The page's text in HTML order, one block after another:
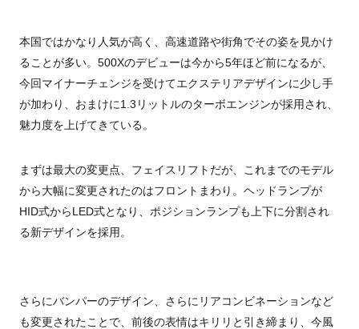
本国ではかなり人気が高く、高速道路や街角でその姿を見かけ
ることが多い。500Xのデビューは今から5年ほど前になるが、
今回マイナーチェンジを受けてエクステリアデザインに少し手
が加わり、おまけに1.3リットルのターボエンジンが採用され、
魅力度を上げてきている。
まずは最大の変更点、フェイスリフトだが、これまでのモデル
から大幅に変更されたのはフロントまわり。ヘッドランプが
HID式からLED式となり、ポジションランプも上下に分割され
る新デザインを採用。
さらにバンパーのデザイン、さらにリアコンビネーションなど
も変更されたことで、前後の表情はキリリと引き締まり、今風